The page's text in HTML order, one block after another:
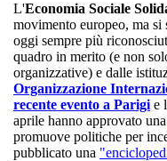
L'Economia Sociale
movimento europeo, ma
oggi sempre più
quadro in merito (e non
organizzative) e dalle
Organizzazione
recente evento a Parigi e
aprile hanno approvato una
promuove politiche per
pubblicato una